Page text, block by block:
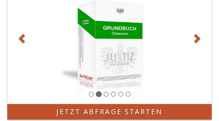
JETZT ABFRAGE STARTEN